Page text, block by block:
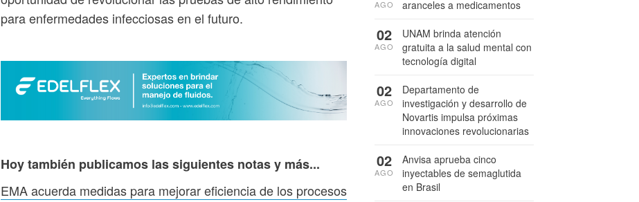
para enfermedades infecciosas en el futuro.
Hoy también publicamos las siguientes notas y más...
EMA acuerda medidas para mejorar eficiencia de los procesos
aranceles a medicamentos
AGO
UNAM brinda atención
gratuita a la salud mental con
tecnología digital
02
AGO
Departamento de
investigación y desarrollo de
Novartis impulsa próximas
innovaciones revolucionarias
02
AGO
Anvisa aprueba cinco
inyectables de semaglutida
en Brasil
02
AGO